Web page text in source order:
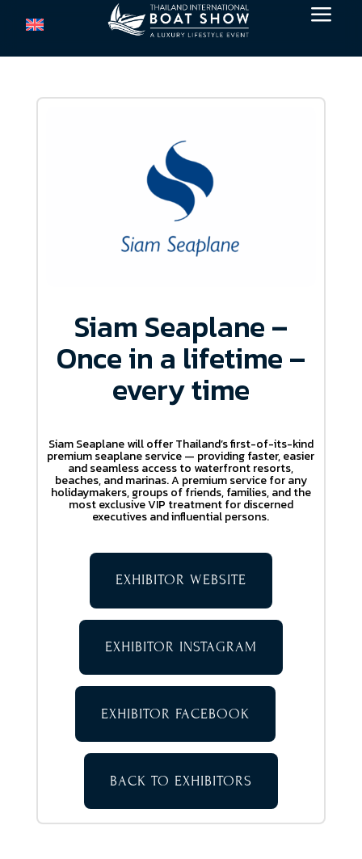
a
Siam Seaplane –
Once in a lifetime –
every time
Siam Seaplane will offer Thailand’s first-of-its-kind
premium seaplane service — providing faster, easier
and seamless access to waterfront resorts,
beaches, and marinas. A premium service for any
holidaymakers, groups of friends, families, and the
most exclusive VIP treatment for discerned
executives and influential persons.
EXHIBITOR WEBSITE
EXHIBITOR INSTAGRAM
EXHIBITOR FACEBOOK
BACK TO EXHIBITORS